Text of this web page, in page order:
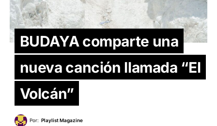
BUDAYA comparte una
nueva canción llamada “El
Volcán”
Por: Playlist Magazine